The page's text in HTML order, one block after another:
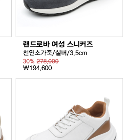
랜드로바 여성 스니커즈
천연소가죽/실버/3.5cm
30%278,000
₩194,600